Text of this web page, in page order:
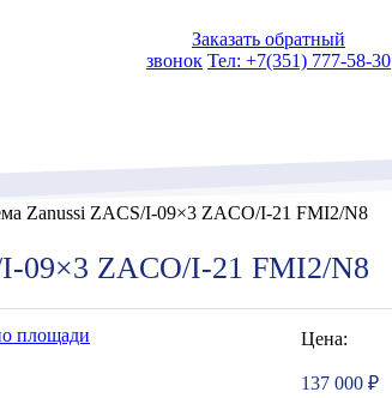
Заказать обратный
звонок Тел: +7(351) 777-58-30
площади
Zanussi ZACS/I-09×3 ZACO/I-21 FMI2/N8
I-09×3 ZACO/I-21 FMI2/N8
Цена:
137 000 ₽